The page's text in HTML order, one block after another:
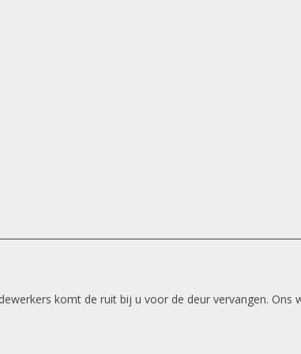
komt de ruit bij u voor de deur vervangen.